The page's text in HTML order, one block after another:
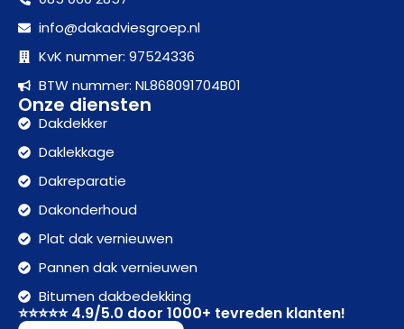
info@dakadviesgroep.nl
KvK nummer: 97524336
BTW nummer: NL868091704B01
Onze diensten
Dakdekker
Daklekkage
Dakreparatie
Dakonderhoud
Plat dak vernieuwen
Pannen dak vernieuwen
Bitumen dakbedekking
⭐⭐⭐⭐⭐ 4.9/5.0 door 1000+ tevreden klanten!